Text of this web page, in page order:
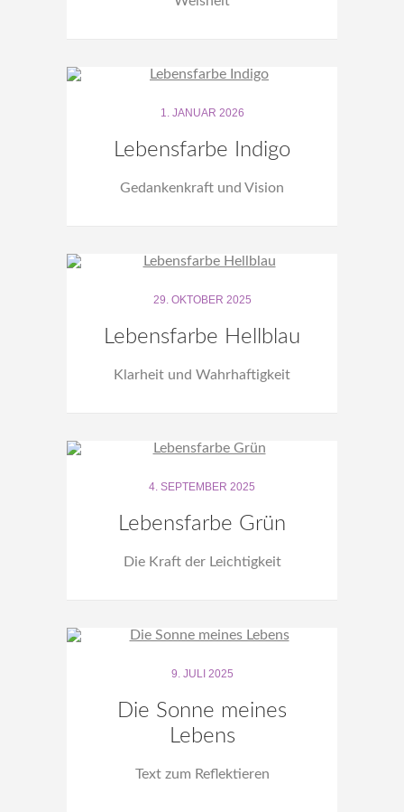
1. JANUAR 2026
Lebensfarbe Indigo
Gedankenkraft und Vision
29. OKTOBER 2025
Lebensfarbe Hellblau
Klarheit und Wahrhaftigkeit
4. SEPTEMBER 2025
Lebensfarbe Grün
Die Kraft der Leichtigkeit
9. JULI 2025
Die Sonne meines
Lebens
Text zum Reflektieren